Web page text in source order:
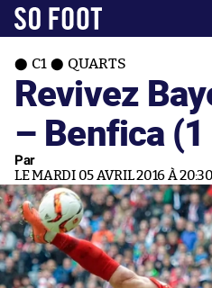
C1 QUARTS
Revivez
– Benfica
Par
LE MARDI 05 AVRIL 2016 À 20:30